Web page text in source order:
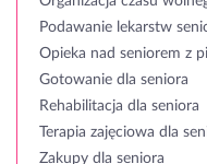
Podawanie lekarstw
Opieka nad seniorem z
Gotowanie dla seniora
Rehabilitacja dla seniora
Terapia zajęciowa dla
Zakupy dla seniora